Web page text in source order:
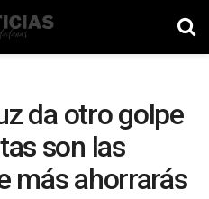
da otro golpe
son las
más ahorrarás